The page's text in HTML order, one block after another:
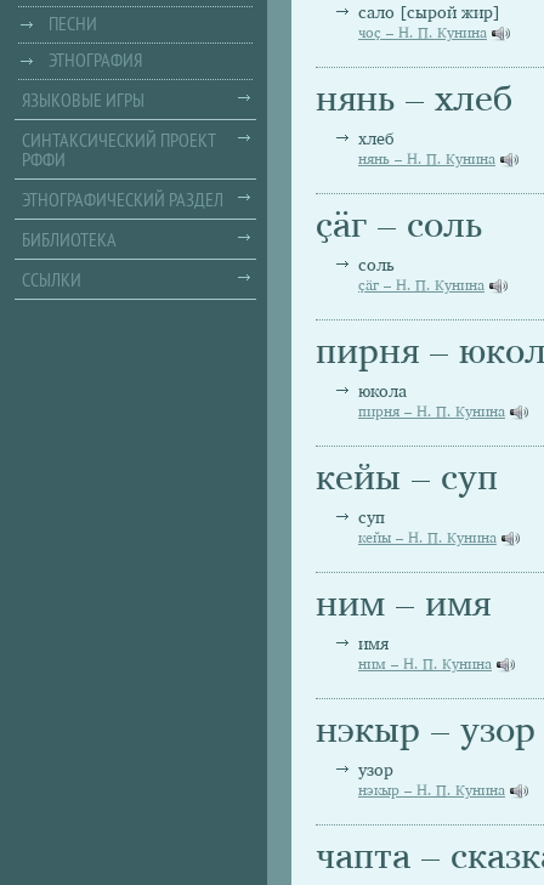
сало [сырой жир]
чоҫ – Н. П. Кунина
нянь – хлеб
хлеб
нянь – Н. П. Кунина
ҫäг – соль
соль
ҫäг – Н. П. Кунина
пирня –
юкола
пирня – Н. П. Кунина
кейы – суп
суп
кейы – Н. П. Кунина
ним – имя
имя
ним – Н. П. Кунина
нэкыр – узор
узор
нэкыр – Н. П. Кунина
чапта –
ПЕСНИ
ЭТНОГРАФИЯ
ЯЗЫКОВЫЕ ИГРЫ
СИНТАКСИЧЕСКИЙ ПРОЕКТ
РФФИ
ЭТНОГРАФИЧЕСКИЙ РАЗДЕЛ
БИБЛИОТЕКА
ССЫЛКИ